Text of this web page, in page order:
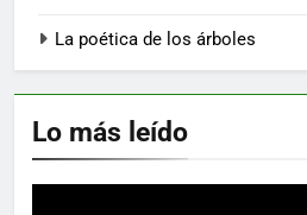
La poética de los árboles
Lo más leído